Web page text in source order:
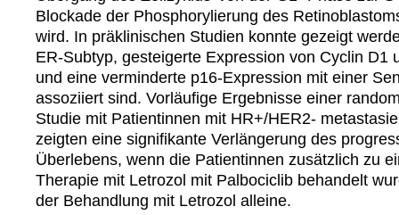
Blockade der Phosphorylierung des
wird. In präklinischen Studien konnte gezeigt
ER-Subtyp, gesteigerte Expression von Cyclin D1
und eine verminderte p16-Expression mit einer
assoziiert sind. Vorläufige Ergebnisse einer
Studie mit Patientinnen mit HR+/HER2-
zeigten eine signifikante Verlängerung des
Überlebens, wenn die Patientinnen zusätzlich zu
Therapie mit Letrozol mit Palbociclib behandelt
der Behandlung mit Letrozol alleine.